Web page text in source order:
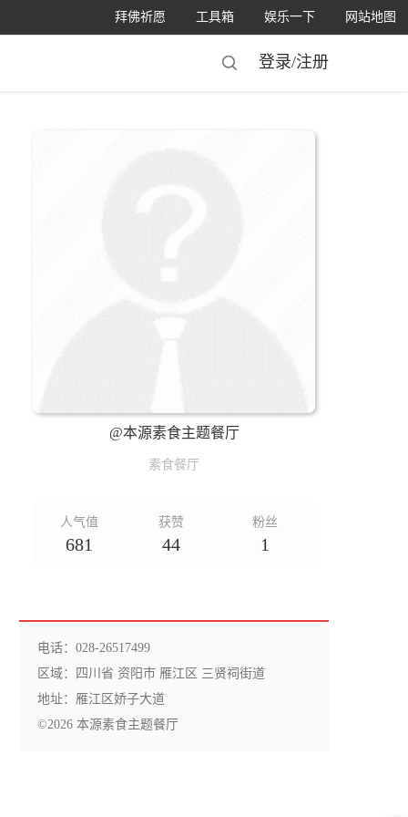
网站地图
娱乐一下
工具箱
拜佛祈愿
登录/注册
@本源素食主题餐厅
素食餐厅
人气值
681
获赞
44
粉丝
1
电话：028-26517499
区域：四川省 资阳市 雁江区 三贤祠街道
地址：雁江区娇子大道
©2026 本源素食主题餐厅